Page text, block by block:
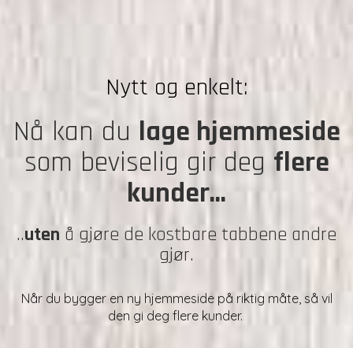
Nytt og enkelt:
Nå kan du lage hjemmeside
som beviselig gir deg flere
kunder...
..uten å gjøre de kostbare tabbene andre
gjør.
Når du bygger en ny hjemmeside på riktig måte, så vil
den gi deg flere kunder.